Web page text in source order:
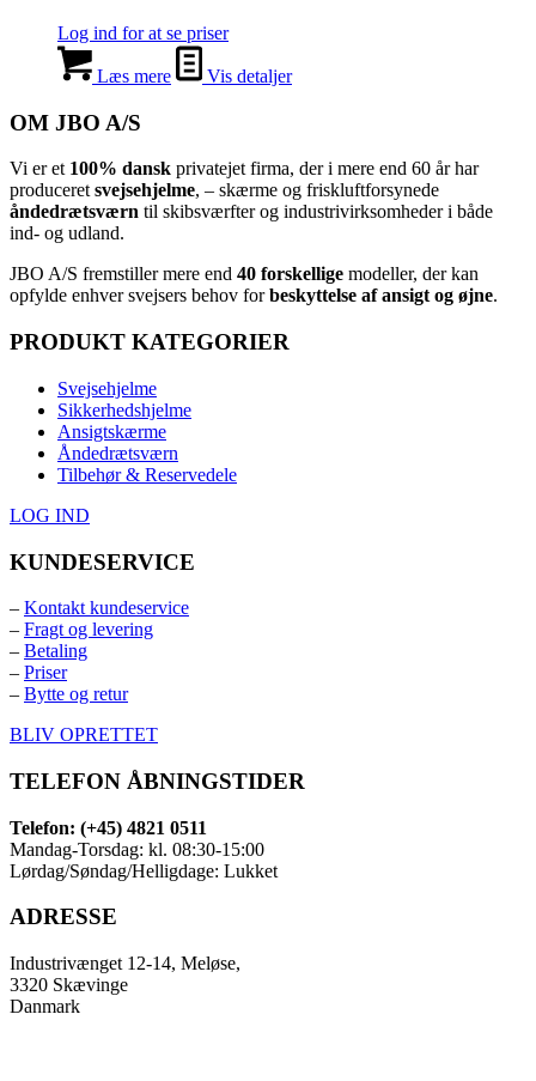
Log ind for at se priser
Læs mere Vis detaljer
OM JBO A/S
Vi er et 100% dansk privatejet firma, der i mere end 60 år har
produceret svejsehjelme, – skærme og friskluftforsynede
åndedrætsværn til skibsværfter og industrivirksomheder i både
ind- og udland.
JBO A/S ⁦ fremstiller mere end 40 forskellige modeller, der kan
opfylde enhver svejsers behov forbeskyttelse af ansigt og øjne.⁩
PRODUKT KATEGORIER
Svejsehjelme
Sikkerhedshjelme
Ansigtskærme
Åndedrætsværn
Tilbehør & Reservedele
LOG IND
KUNDESERVICE
– Kontakt kundeservice
– Fragt og levering
– Betaling
– Priser
– Bytte og retur
BLIV OPRETTET
TELEFON ÅBNINGSTIDER
Telefon: (+45) 4821 0511
Mandag-Torsdag: kl. 08:30-15:00
Lørdag/Søndag/Helligdage: Lukket
ADRESSE
Industrivænget 12-14, Meløse,
3320 Skævinge
Danmark